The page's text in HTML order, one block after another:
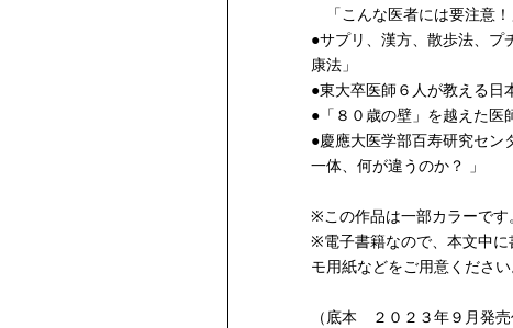
「こんな医者には要注意
●サプリ、漢方、散歩法、
康法」
●東大卒医師６人が教える日
●「８０歳の壁」を越えた医
●慶應大医学部百寿研究セン
一体、何が違うのか？ 」
※この作品は一部カラーです
※電子書籍なので、本文中に
モ用紙などをご用意ください
（底本 ２０２３年９月発売